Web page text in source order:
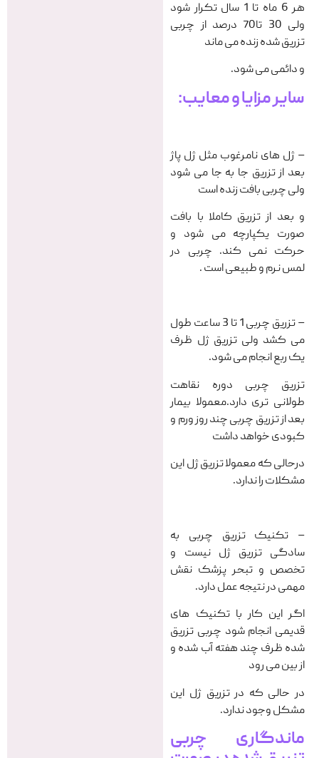
هر 6 ماه تا 1 سال تکرار شود
ولی 30 تا70 درصد از چربی
تزریق شده زنده می ماند
و دائمی می شود.
سایر مزایا و معایب:
– ژل های نامرغوب مثل ژل پاژ
بعد از تزریق جا به جا می شود
ولی چربی بافت زنده است
و بعد از تزریق کاملا با بافت
صورت یکپارچه می شود و
حرکت نمی کند. چربی در
لمس نرم و طبیعی است .
– تزریق چربی 1 تا 3 ساعت طول
می کشد ولی تزریق ژل ظرف
یک ربع انجام می شود.
تزریق چربی دوره نقاهت
طولانی تری دارد.معمولا بیمار
بعد از تزریق چربی چند روز ورم و
کبودی خواهد داشت
درحالی که معمولا تزریق ژل این
مشکلات را ندارد.
– تکنیک تزریق چربی به
سادگی تزریق ژل نیست و
تخصص و تبحر پزشک نقش
مهمی در نتیجه عمل دارد.
اگر این کار با تکنیک های
قدیمی انجام شود چربی تزریق
شده ظرف چند هفته آب شده و
از بین می رود
در حالی که در تزریق ژل این
مشکل وجود ندارد.
ماندگاری چربی